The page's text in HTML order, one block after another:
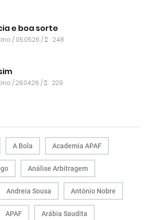
e boa sorte
/ 05.05.26 / 248
/ 28.04.26 / 229
A Bola Academia APAF
Análise Arbitragem
Andreia Sousa António Nobre
APAF Arábia Saudita